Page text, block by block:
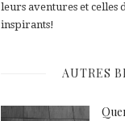
leurs aventures et celles
inspirants!
AUTRES